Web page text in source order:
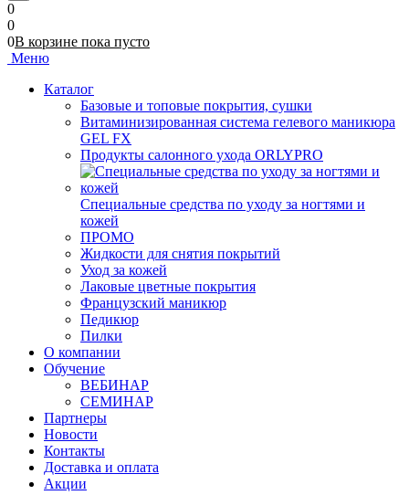
0
0
0В корзине пока пусто
Меню
Каталог
Базовые и топовые покрытия, сушки
Витаминизированная система гелевого маникюра
GEL FX
Продукты салонного ухода ORLYPRO
Специальные средства по уходу за ногтями и
кожей
ПРОМО
Жидкости для снятия покрытий
Уход за кожей
Лаковые цветные покрытия
Французский маникюр
Педикюр
Пилки
О компании
Обучение
ВЕБИНАР
СЕМИНАР
Партнеры
Новости
Контакты
Доставка и оплата
Акции